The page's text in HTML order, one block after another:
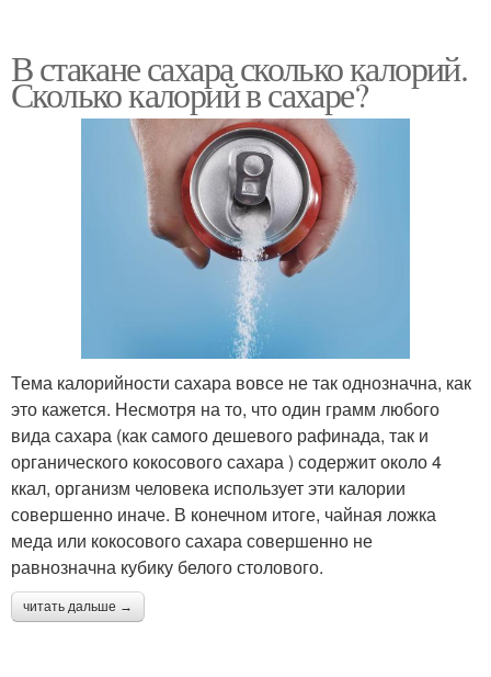
В стакане сахара сколько калорий.
Сколько калорий в сахаре?
Тема калорийности сахара вовсе не так однозначна, как
это кажется. Несмотря на то, что один грамм любого
вида сахара (как самого дешевого рафинада, так и
органического кокосового сахара ) содержит около 4
ккал, организм человека использует эти калории
совершенно иначе. В конечном итоге, чайная ложка
меда или кокосового сахара совершенно не
равнозначна кубику белого столового.
читать дальше →